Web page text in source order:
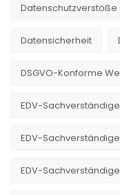
Datensicherheit
DSGVO-Konforme
EDV-
EDV-
EDV-